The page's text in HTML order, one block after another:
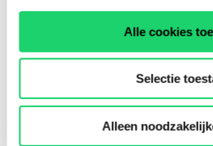
Alle cookies
Selectie
Alleen